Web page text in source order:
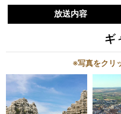
放送内容
※写真をクリ